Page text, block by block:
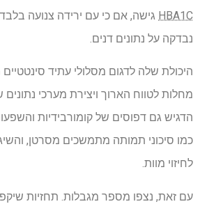
HBA1C גישה, אם כי עם ירידה צנועה
נבדקה על נתונים דנים.
היכולת שלה לדגום מסלולי עתיד
מחלות לטווח הארוך ויצירת מערכי
הדגיש גם דפוסים של קומורבידיות
כמו סיכוני תמותה מתמשכים מסרטן,
לחיזוי מוות.
עם זאת, נצפו מספר מגבלות. תחזיות שיקפו